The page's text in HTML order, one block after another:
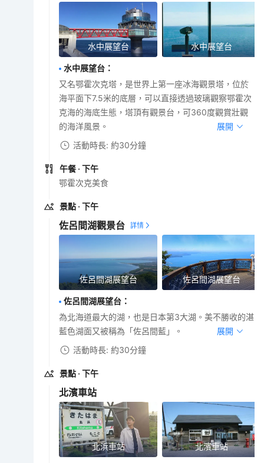
水中展望台 水中展望台
水中展望台 ：
又名鄂霍次克塔，是世界上第一座冰海觀景塔，位於
海平面下7.5米的底層，可以直接透過玻璃觀察鄂霍次
克海的海底生態，塔頂有觀景台，可360度觀賞壯觀
的海洋風景。
展開
活動時長: 約30分鐘
午餐 · 下午
鄂霍次克美食
景點 · 下午
佐呂間湖觀景台
佐呂間湖展望台 佐呂間湖展望台
佐呂間湖展望台 ：
為北海道最大的湖，也是日本第3大湖。美不勝收的湛
藍色湖面又被稱為「佐呂間藍」。
展開
活動時長: 約30分鐘
景點 · 下午
北濱車站
北浜車站 北濱車站